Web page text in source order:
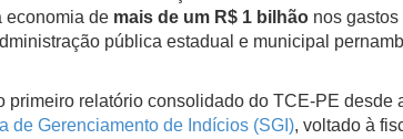
economia de mais de um R$ 1 bilhão nos
pública estadual e municipal
primeiro relatório consolidado do TCE-PE desde
de Gerenciamento de Indícios (SGI), voltado à